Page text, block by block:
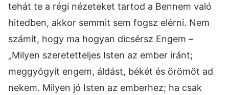
tehát te a régi nézeteket tartod a Bennem való
hitedben, akkor semmit sem fogsz elérni. Nem
számít, hogy ma hogyan dicsérsz Engem –
„Milyen szeretetteljes Isten az ember iránt;
meggyógyít engem, áldást, békét és örömöt ad
nekem. Milyen jó Isten az emberhez; ha csak